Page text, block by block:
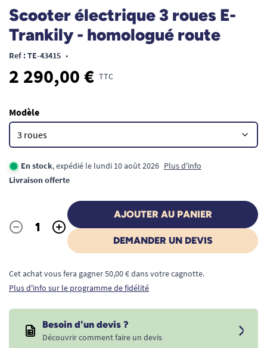
Scooter électrique 3 roues E-
Trankily - homologué route
Ref : TE-43415 •
2 290,00 € TTC
Modèle
En stock, expédié le lundi 10 août 2026 Plus d'info
Livraison offerte
Quantité
- +
AJOUTER AU PANIER
DEMANDER UN DEVIS
Cet achat vous fera gagner 50,00 € dans votre cagnotte.
Plus d'info sur le programme de fidélité
Besoin d'un devis ?
Découvrir comment faire un devis